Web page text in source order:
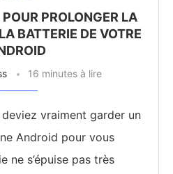
PROLONGER LA
BATTERIE DE VOTRE
16 minutes à lire
vraiment garder un
Android pour vous
ne s’épuise pas très